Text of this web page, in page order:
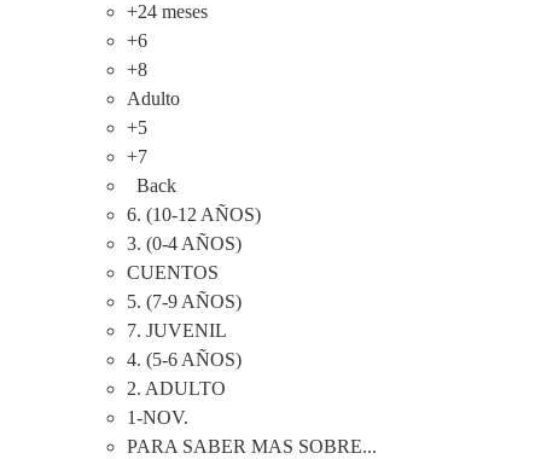
+24 meses
+6
+8
Adulto
+5
+7
Back
6. (10-12 AÑOS)
3. (0-4 AÑOS)
CUENTOS
5. (7-9 AÑOS)
7. JUVENIL
4. (5-6 AÑOS)
2. ADULTO
1-NOV.
PARA SABER MAS SOBRE...